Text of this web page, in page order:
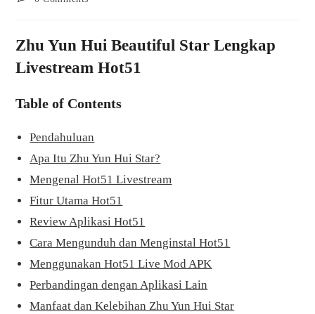
Zhu Yun Hui Beautiful Star Lengkap
Livestream Hot51
Table of Contents
Pendahuluan
Apa Itu Zhu Yun Hui Star?
Mengenal Hot51 Livestream
Fitur Utama Hot51
Review Aplikasi Hot51
Cara Mengunduh dan Menginstal Hot51
Menggunakan Hot51 Live Mod APK
Perbandingan dengan Aplikasi Lain
Manfaat dan Kelebihan Zhu Yun Hui Star